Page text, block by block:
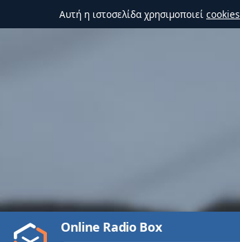
Αυτή η ιστοσελίδα χρησιμοποιεί cookies
Play
Video
Play
Online Radio Box